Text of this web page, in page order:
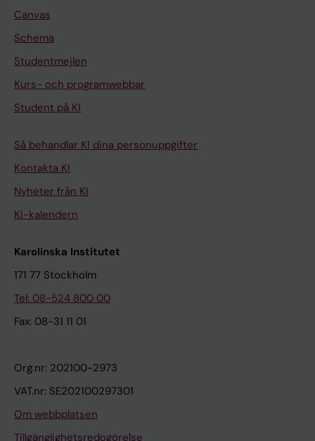
Canvas
Schema
Studentmejlen
Kurs- och programwebbar
Student på KI
Så behandlar KI dina personuppgifter
Kontakta KI
Nyheter från KI
KI-kalendern
Karolinska Institutet
171 77 Stockholm
Tel: 08-524 800 00
Fax: 08-31 11 01
Org.nr: 202100-2973
VAT.nr: SE202100297301
Om webbplatsen
Tillgänglighetsredogörelse